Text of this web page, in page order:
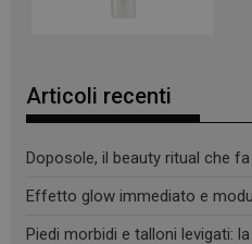
Articoli recenti
Doposole, il beauty ritual che
Effetto glow immediato e
Piedi morbidi e talloni levigati: